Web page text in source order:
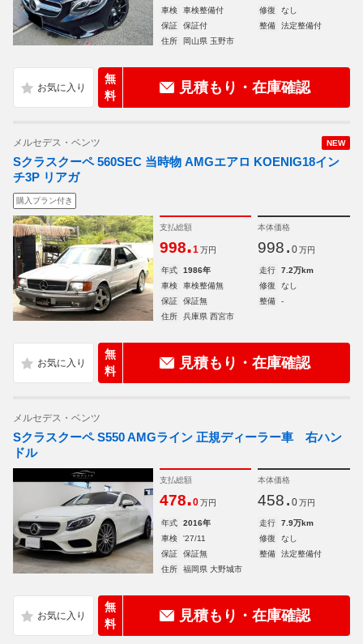
車検 車検整備付 修復
なし
保証
保証付 整備
法定整備付
住所
岡山県 玉野市
無
料
見積もり・在庫確認
NEW
メルセデス・ベンツ
Sクラスクーペ 560SEC 当時物 AMGエアロ KOENIG18イン
チ3P リアガ
購入プラン付き
支払総額
998.1 万円
本体価格
998. 0 万円
年式 1986年 走行
7.2万km
車検
車検整備無 修復
なし
保証
保証無 整備
-
住所
兵庫県 西宮市
無
料
見積もり・在庫確認
メルセデス・ベンツ
Sクラスクーペ S550 AMGライン 正規ディーラー車 右ハン
ドル
支払総額
478.0 万円
本体価格
458. 0 万円
年式 2016年 走行
7.9万km
車検
'27/11 修復
なし
保証
保証無 整備
法定整備付
住所
福岡県 大野城市
無
料
見積もり・在庫確認